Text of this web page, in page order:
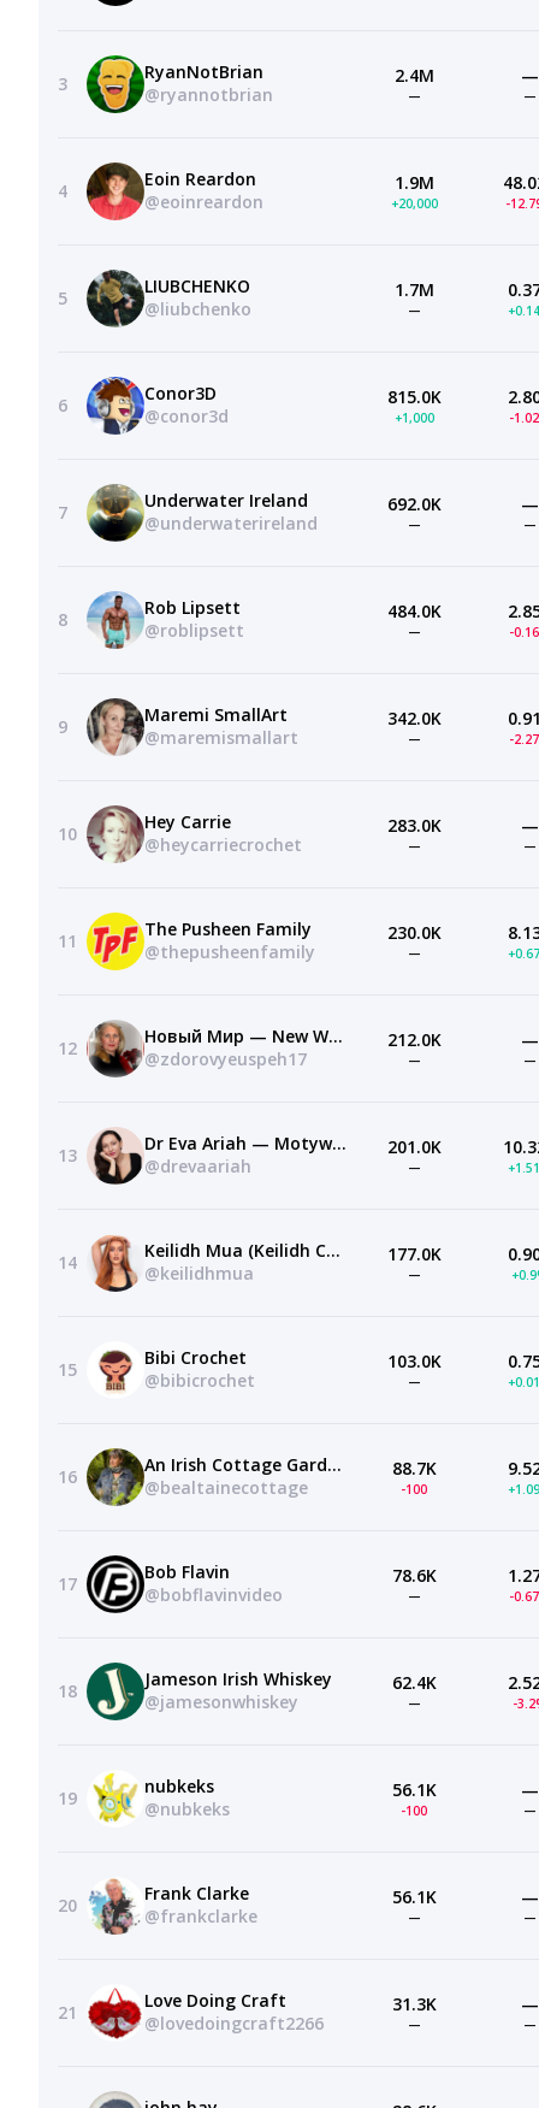
3
RyanNotBrian
@ryannotbrian
2.4M
—
—
—
4
Eoin Reardon
@eoinreardon
1.9M
+20,000 -
5
LIUBCHENKO
@liubchenko
1.7M
—
6
Conor3D
@conor3d
815.0K
+1,000 -
7
Underwater Ireland
@underwaterireland
692.0K
—
—
—
8
Rob Lipsett
@roblipsett
484.0K
— -
9
Maremi SmallArt
@maremismallart
342.0K
— -
10
Hey Carrie
@heycarriecrochet
283.0K
—
—
—
11
The Pusheen Family
@thepusheenfamily
230.0K
—
12
Новый Мир — New World
@zdorovyeuspeh17
212.0K
—
—
—
13
Dr Eva Ariah — Motywacja, Inspiracja, Świadomość
@drevaariah
201.0K
—
14
Keilidh Mua (Keilidh Cashell)
@keilidhmua
177.0K
—
15
Bibi Crochet
@bibicrochet
103.0K
—
16
An Irish Cottage Garden
@bealtainecottage
88.7K
-100
17
Bob Flavin
@bobflavinvideo
78.6K
— -
18
Jameson Irish Whiskey
@jamesonwhiskey
62.4K
— -
19
nubkeks
@nubkeks
56.1K
-100
—
—
20
Frank Clarke
@frankclarke
56.1K
—
—
—
21
Love Doing Craft
@lovedoingcraft2266
31.3K
—
—
—